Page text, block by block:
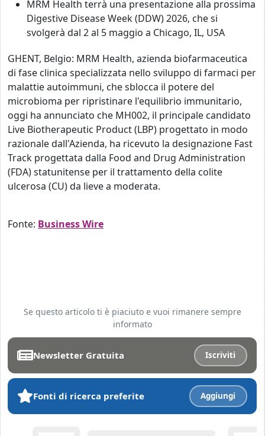
MRM Health terrà una presentazione alla prossima
Digestive Disease Week (DDW) 2026, che si
svolgerà dal 2 al 5 maggio a Chicago, IL, USA
GHENT, Belgio: MRM Health, azienda biofarmaceutica
di fase clinica specializzata nello sviluppo di farmaci per
malattie autoimmuni, che sblocca il potere del
microbioma per ripristinare l'equilibrio immunitario,
oggi ha annunciato che MH002, il principale candidato
Live Biotherapeutic Product (LBP) progettato in modo
razionale dall'Azienda, ha ricevuto la designazione Fast
Track progettata dalla Food and Drug Administration
(FDA) statunitense per il trattamento della colite
ulcerosa (CU) da lieve a moderata.
Fonte: Business Wire
Se questo articolo ti è piaciuto e vuoi rimanere sempre
informato
Newsletter Gratuita Iscriviti
Fonti di ricerca preferite Aggiungi